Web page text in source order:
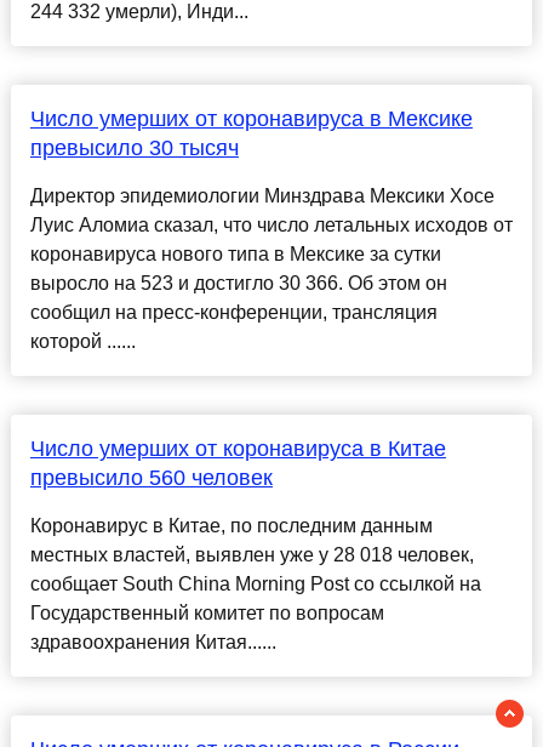
244 332 умерли), Инди...
Число умерших от коронавируса в Мексике
превысило 30 тысяч
Директор эпидемиологии Минздрава Мексики Хосе
Луис Аломиа сказал, что число летальных исходов от
коронавируса нового типа в Мексике за сутки
выросло на 523 и достигло 30 366. Об этом он
сообщил на пресс-конференции, трансляция
которой ......
Число умерших от коронавируса в Китае
превысило 560 человек
Коронавирус в Китае, по последним данным
местных властей, выявлен уже у 28 018 человек,
сообщает South China Morning Post со ссылкой на
Государственный комитет по вопросам
здравоохранения Китая......